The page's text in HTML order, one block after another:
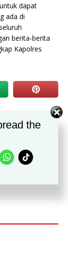
dapat
ada di
berita-berita
Kapolres
Kodim 0621 di
the